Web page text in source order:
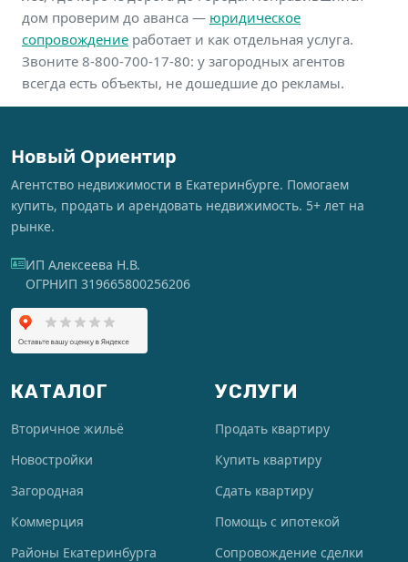
дом проверим до аванса — юридическое
сопровождение работает и как отдельная услуга.
Звоните 8-800-700-17-80: у загородных агентов
всегда есть объекты, не дошедшие до рекламы.
Новый Ориентир
Агентство недвижимости в Екатеринбурге. Помогаем
купить, продать и арендовать недвижимость. 5+ лет на
рынке.
ИП Алексеева Н.В.
ОГРНИП 319665800256206
КАТАЛОГ
Вторичное жильё
Новостройки
Загородная
Коммерция
Районы Екатеринбурга
УСЛУГИ
Продать квартиру
Купить квартиру
Сдать квартиру
Помощь с ипотекой
Сопровождение сделки